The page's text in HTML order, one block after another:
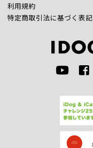
利用規約
特定商取引法に基づく表記